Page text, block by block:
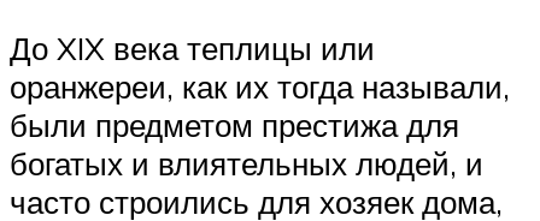
До XIX века теплицы или
оранжереи, как их тогда называли,
были предметом престижа для
богатых и влиятельных людей, и
часто строились для хозяек дома,